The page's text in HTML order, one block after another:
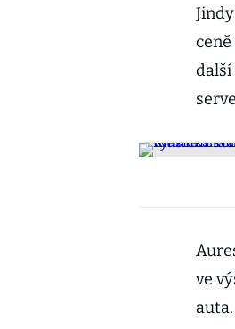
další
ve
auta.